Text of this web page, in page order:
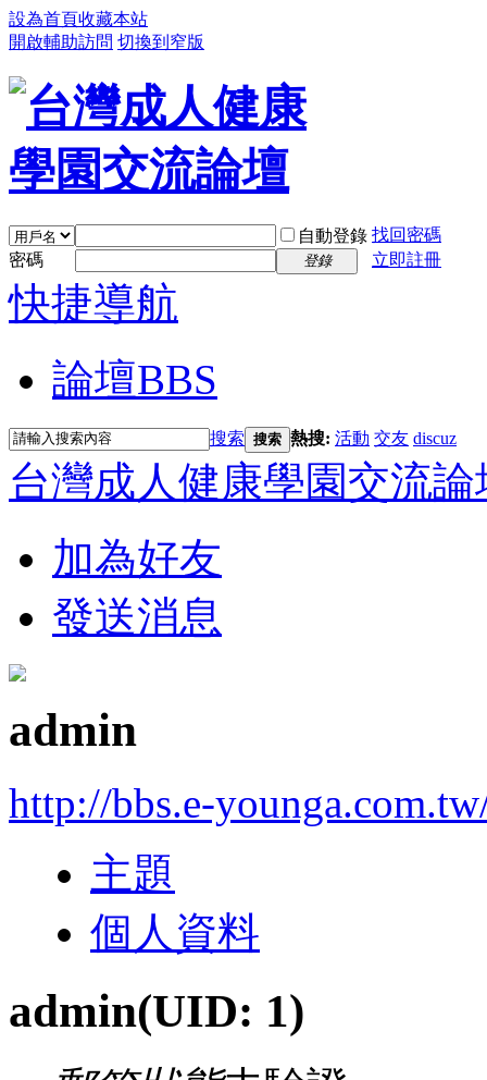
設為首頁收藏本站
開啟輔助訪問 切換到窄版
自動登錄 找回密碼
密碼
登錄 立即註冊
快捷導航
論壇BBS
搜索 搜索 熱搜: 活動 交友 discuz
台灣成人健康學園交流論
加為好友
發送消息
admin
http://bbs.e-
主題
個人資料
admin(UID: 1)